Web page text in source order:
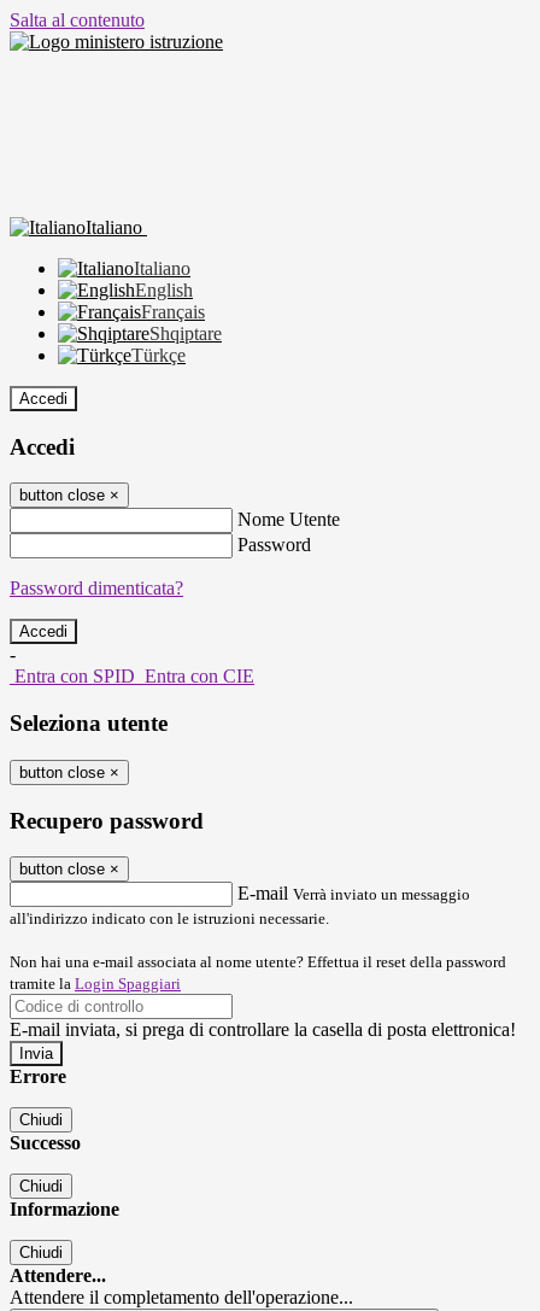
Salta al contenuto
Italiano
Italiano
English
Français
Shqiptare
Türkçe
Accedi
Accedi
button close ×
Nome Utente
Password
Password dimenticata?
-
Entra con SPID Entra con CIE
Seleziona utente
button close ×
Recupero password
button close ×
E-mail Verrà inviato un messaggio
all'indirizzo indicato con le istruzioni necessarie.
Non hai una e-mail associata al nome utente? Effettua il reset della password
tramite la Login Spaggiari
E-mail inviata, si prega di controllare la casella di posta elettronica!
Errore
Chiudi
Successo
Chiudi
Informazione
Chiudi
Attendere...
Attendere il completamento dell'operazione...